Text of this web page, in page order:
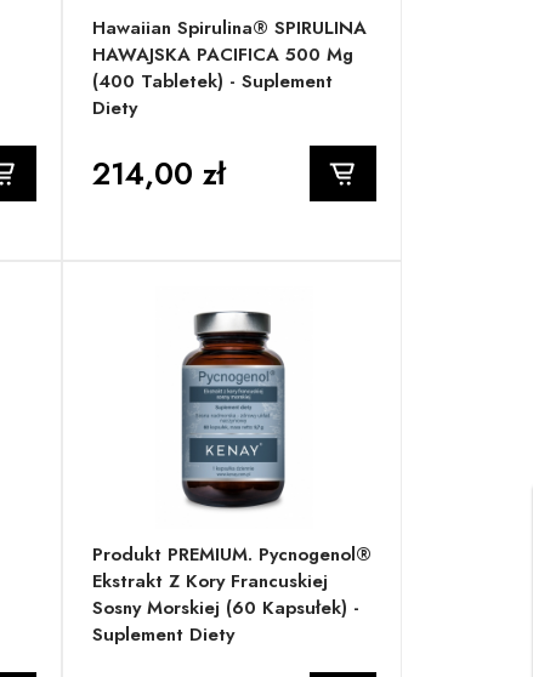
Hawaiian Spirulina® SPIRULINA
HAWAJSKA PACIFICA 500 Mg
(400 Tabletek) - Suplement
Diety
214,00 zł
Produkt PREMIUM. Pycnogenol®
Ekstrakt Z Kory Francuskiej
Sosny Morskiej (60 Kapsułek) -
Suplement Diety